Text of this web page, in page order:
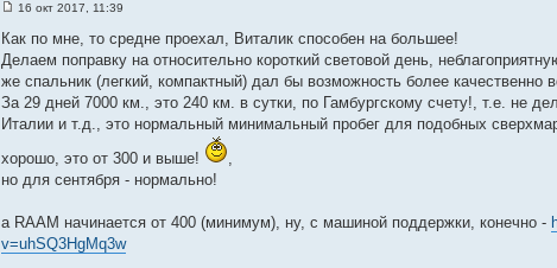
16 окт 2017, 11:39
Как по мне, то средне проехал, Виталик способен на большее!
Делаем поправку на относительно короткий световой день,
же спальник (легкий, компактный) дал бы возможность более качественно
За 29 дней 7000 км., это 240 км. в сутки, по Гамбургскому счету!, т.е. не
Италии и т.д., это нормальный минимальный пробег для подобных
хорошо, это от 300 и выше!
но для сентября - нормально!
а RAAM начинается от 400 (минимум), ну, с машиной поддержки, конечно -
v=uhSQ3HgMq3w